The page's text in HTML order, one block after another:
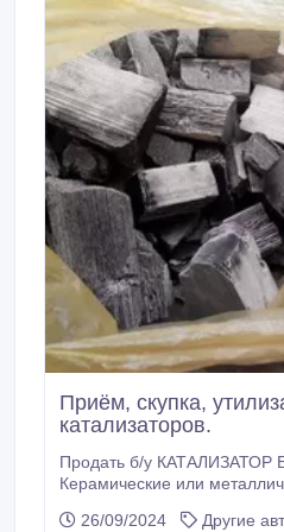
Приём, скупка,
катализаторов.
Продать б/у
Керамические или
автомобильных
26/09/2024
Другие